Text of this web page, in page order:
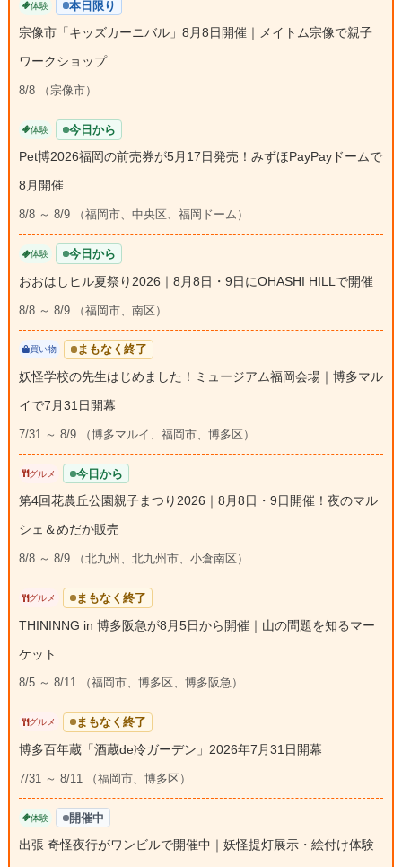
体験 本日限り
宗像市「キッズカーニバル」8月8日開催｜メイトム宗像で親子
ワークショップ
8/8 （宗像市）
体験 今日から
Pet博2026福岡の前売券が5月17日発売！みずほPayPayドームで
8月開催
8/8 ～ 8/9 （福岡市、中央区、福岡ドーム）
体験 今日から
おおはしヒル夏祭り2026｜8月8日・9日にOHASHI HILLで開催
8/8 ～ 8/9 （福岡市、南区）
買い物 まもなく終了
妖怪学校の先生はじめました！ミュージアム福岡会場｜博多マル
イで7月31日開幕
7/31 ～ 8/9 （博多マルイ、福岡市、博多区）
グルメ 今日から
第4回花農丘公園親子まつり2026｜8月8日・9日開催！夜のマル
シェ＆めだか販売
8/8 ～ 8/9 （北九州、北九州市、小倉南区）
グルメ まもなく終了
THININNG in 博多阪急が8月5日から開催｜山の問題を知るマー
ケット
8/5 ～ 8/11 （福岡市、博多区、博多阪急）
グルメ まもなく終了
博多百年蔵「酒蔵de冷ガーデン」2026年7月31日開幕
7/31 ～ 8/11 （福岡市、博多区）
体験 開催中
出張 奇怪夜行がワンビルで開催中｜妖怪提灯展示・絵付け体験